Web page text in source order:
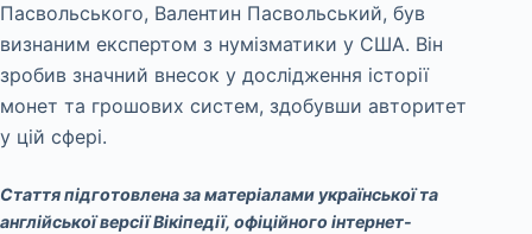
Пасвольського, Валентин Пасвольський, був
визнаним експертом з нумізматики у США. Він
зробив значний внесок у дослідження історії
монет та грошових систем, здобувши авторитет
у цій сфері.
Стаття підготовлена за матеріалами української та
англійської версії Вікіпедії, офіційного інтернет-